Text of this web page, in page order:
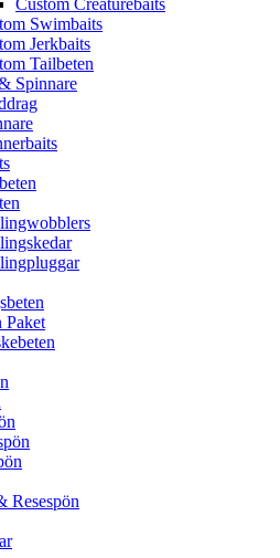
Swimbaits
Jerkbaits
Tailbeten
Spinnare
Paket
Resespön